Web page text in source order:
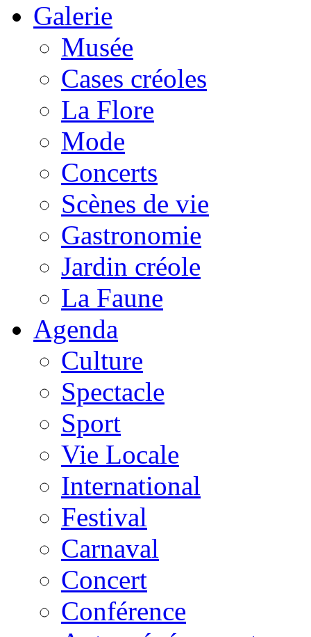
Galerie
Musée
Cases créoles
La Flore
Mode
Concerts
Scènes de vie
Gastronomie
Jardin créole
La Faune
Agenda
Culture
Spectacle
Sport
Vie Locale
International
Festival
Carnaval
Concert
Conférence